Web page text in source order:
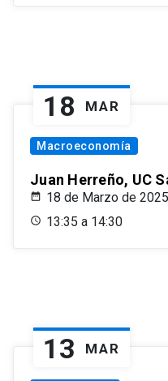
18 MAR
Macroeconomía
Juan Herreño, UC
18 de Marzo de 2025
13:35 a 14:30
13 MAR